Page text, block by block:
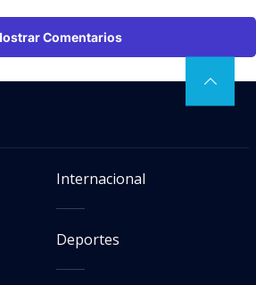
Comentarios
Internacional
Deportes